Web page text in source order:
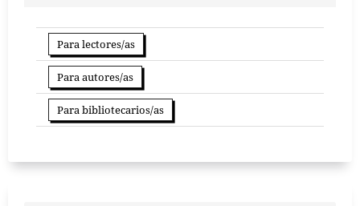
Para lectores/as
Para autores/as
Para bibliotecarios/as